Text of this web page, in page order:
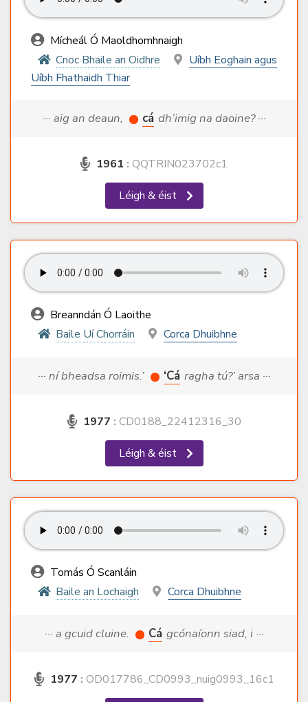
Mícheál Ó Maoldhomhnaigh
Cnoc Bhaile an Oidhre
Uíbh Eoghain agus
Uíbh Fhathaidh Thiar
··· aig an deaun, cá dh’imig na daoine? ···
1961 : QQTRIN023702c1
Léigh & éist
Breanndán Ó Laoithe
Baile Uí Chorráin
Corca Dhuibhne
··· ní bheadsa roimis.’ ‘Cá ragha tú?’ arsa ···
1977 : CD0188_22412316_30
Léigh & éist
Tomás Ó Scanláin
Baile an Lochaigh
Corca Dhuibhne
··· a gcuid cluine. Cá gcónaíonn siad, i ···
1977 : OD017786_CD0993_nuig0993_16c1